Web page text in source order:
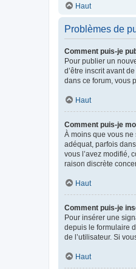
Haut
Problèmes de
Comment puis-je
Pour publier un
d’être inscrit avant
dans ce forum, vous
Haut
Comment puis-je
À moins que vous
adéquat, parfois
vous l’avez modifié,
raison discrète
Haut
Comment puis-je
Pour insérer une
depuis le formulaire
de l’utilisateur. Si
Haut